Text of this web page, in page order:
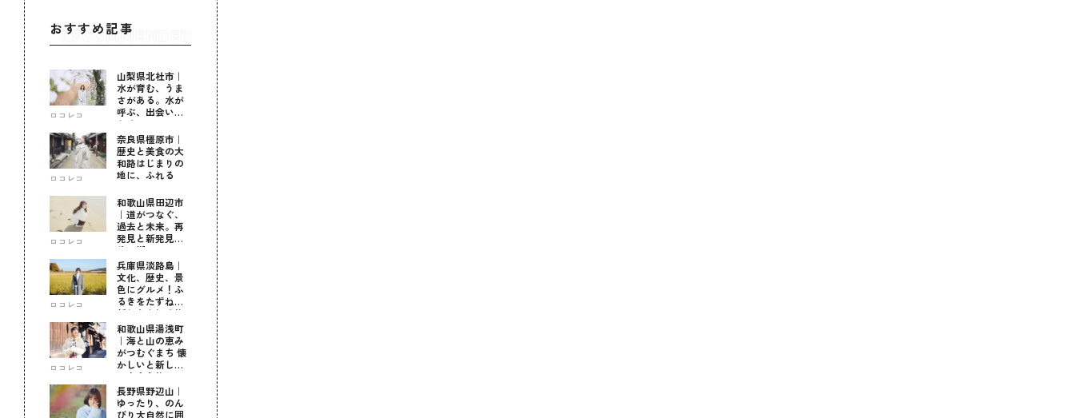
おすすめ記事
ロコレコ
山梨県北杜市｜
水が育む、うま
さがある。水が
呼ぶ、出会いが
ある。
ロコレコ
奈良県橿原市｜
歴史と美食の大
和路はじまりの
地に、ふれる
ロコレコ
和歌山県田辺市
｜道がつなぐ、
過去と未来。再
発見と新発見の
待つ街へ
ロコレコ
兵庫県淡路島｜
文化、歴史、景
色にグルメ！ふ
るきをたずねて
新しきを知る旅
ロコレコ
和歌山県湯浅町
｜海と山の恵み
がつむぐまち 懐
かしいと新しい
に出会う旅
長野県野辺山｜
ゆったり、のん
びり大自然に囲